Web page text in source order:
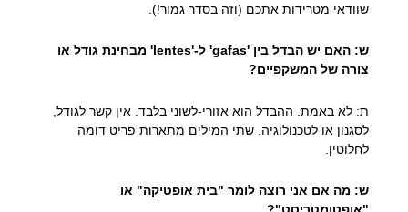
שוודאי מטרידות אתכם (וזה בסדר גמור!).
ש: האם יש הבדל בין 'gafas' ל-'lentes' מבחינת גודל או
צורה של המשקפיים?
ת: לא באמת. ההבדל הוא אזורי-לשוני בלבד. אין קשר לגודל,
לסגנון או לטכנולוגיה. שתי המילים מתארות פריט דומה
לחלוטין.
ש: מה אם אני רוצה לומר "בית אופטיקה" או